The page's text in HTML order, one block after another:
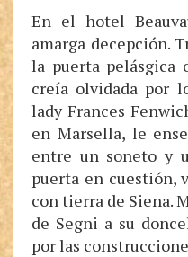
En el hotel
amarga decepción.
la puerta pelásgica
creía olvidada por
lady Frances
en Marsella, le
entre un soneto y
puerta en cuestión,
con tierra de Siena.
de Segni a su
por las